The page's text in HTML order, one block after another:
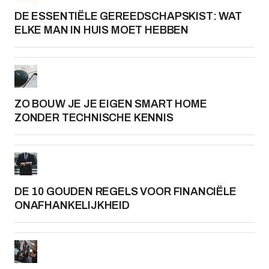
DE ESSENTIËLE GEREEDSCHAPSKIST: WAT
ELKE MAN IN HUIS MOET HEBBEN
ZO BOUW JE JE EIGEN SMART HOME
ZONDER TECHNISCHE KENNIS
DE 10 GOUDEN REGELS VOOR FINANCIËLE
ONAFHANKELIJKHEID